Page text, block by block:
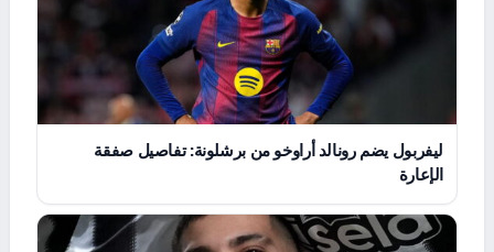
ليفربول يضم رونالد أراوخو من برشلونة: تفاصيل صفقة
الإعارة